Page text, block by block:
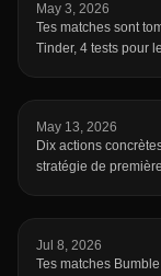
May 3, 2026
Tes matches sont
Tinder, 4 tests pour
May 13, 2026
Dix actions
stratégie de
Jul 8, 2026
Tes matches